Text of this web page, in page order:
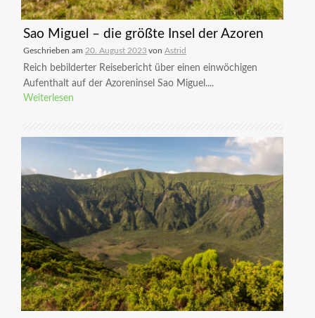
Sao Miguel – die größte Insel der Azoren
Geschrieben am 20. August 2023 von Astrid
Reich bebilderter Reisebericht über einen einwöchigen
Aufenthalt auf der Azoreninsel Sao Miguel....
Weiterlesen